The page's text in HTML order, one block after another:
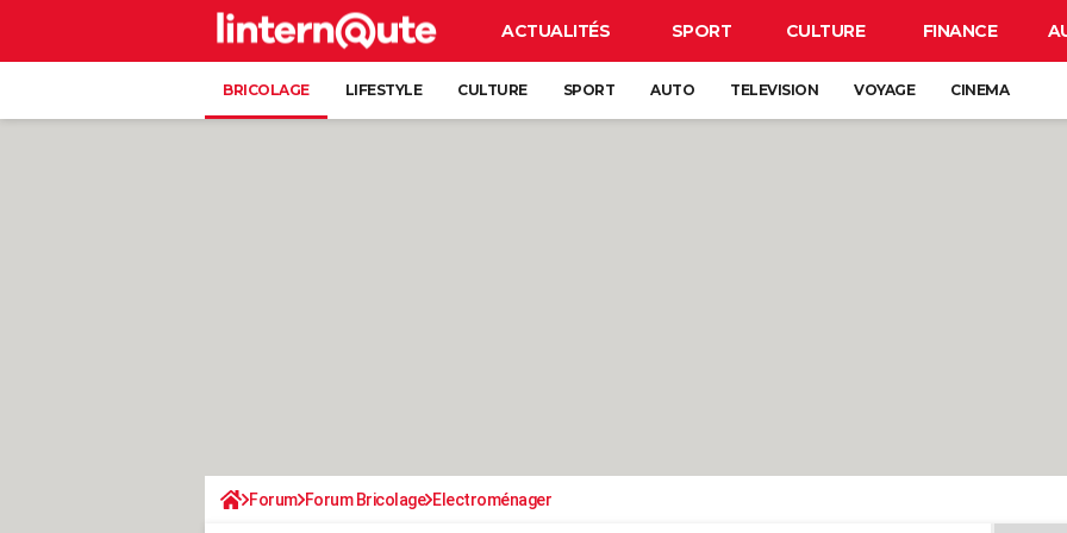
ACTUALITÉS SPORT CULTURE FINANCE
BRICOLAGE LIFESTYLE CULTURE SPORT AUTO TELEVISION VOYAGE CINEMA
Forum Forum Bricolage Electroménager